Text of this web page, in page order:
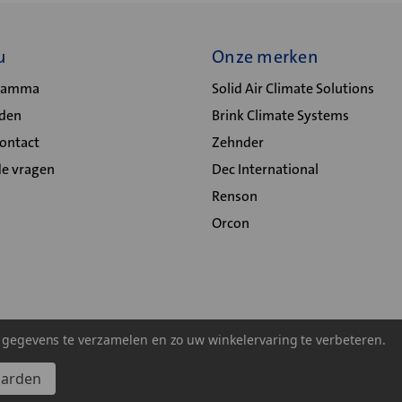
vragen
Onze merken
Solid Air Climate Solutions
Brink Climate Systems
Zehnder
Dec International
Renson
Orcon
te verzamelen en zo uw winkelervaring te verbeteren.